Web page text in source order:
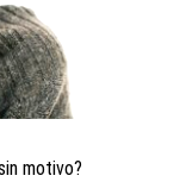
motivo?